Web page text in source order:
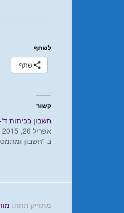
לשתף
שתף
קשור
חשבון בכיתות
אפריל 26, 2015
ב-"חשבון
מתוייק תחת: